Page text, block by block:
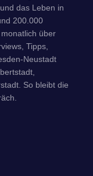
das Leben in
200.000
über
Tipps,
Neustadt
So bleibt die